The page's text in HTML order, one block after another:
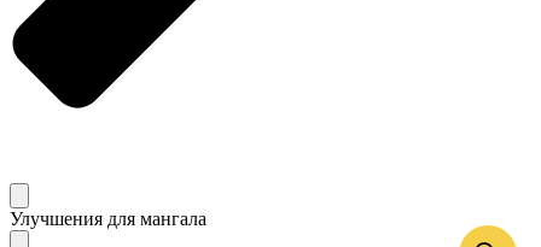
Улучшения для мангала